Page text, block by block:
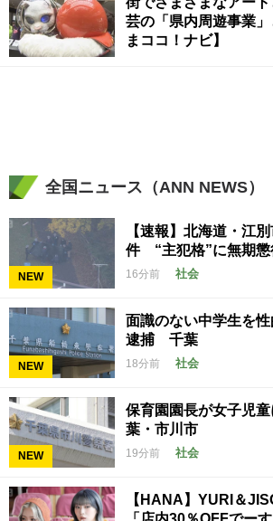
芸の「県内周遊事業
まココ！ナビ】
全国ニュース（ANN NEWS）
NEW
【速報】北海道・江
件 “主犯格”に無期懲
16分前 社会
NEW
面識のない中学生を
逮捕 千葉
18分前 社会
NEW
保育園園長が女子児
葉・市川市
19分前 社会
【HANA】YURI＆